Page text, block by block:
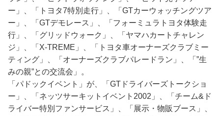
ー」、「トヨタ7特別走行」、「GTカーウォッチングツア
ー」、「GTデモレース」、「フォーミュラトヨタ体験走
行」、「グリッドウォーク」、「ヤマハカートチャレン
ジ」、「X-TREME」、「トヨタ車オーナーズクラブミー
ティング」、「オーナーズクラブパレードラン」、「”生
みの親”との交流会」。
「パドックイベント」が、「GTドライバーズトークショ
ー」、「ネッツサーキットイベント2002」、「チーム&ド
ライバー特別ファンサービス」、「展示・物販ブース」、